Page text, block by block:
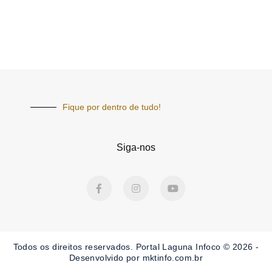
Fique por dentro de tudo!
Siga-nos
a
k
-
n
a
m
o
Todos os direitos reservados. Portal Laguna Infoco © 2026 -
Desenvolvido por mktinfo.com.br